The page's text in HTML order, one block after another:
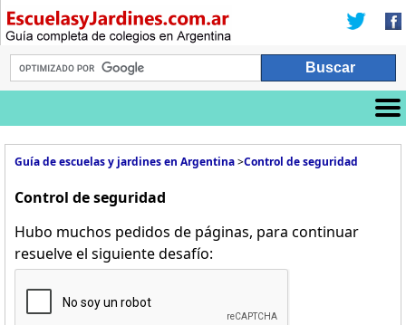
Guía de escuelas y jardines en Argentina>Control de seguridad
Control de seguridad
Hubo muchos pedidos de páginas, para continuar
resuelve el siguiente desafío: